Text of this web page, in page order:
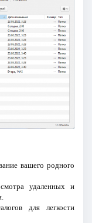
вашего родного
удаленных и
для легкости